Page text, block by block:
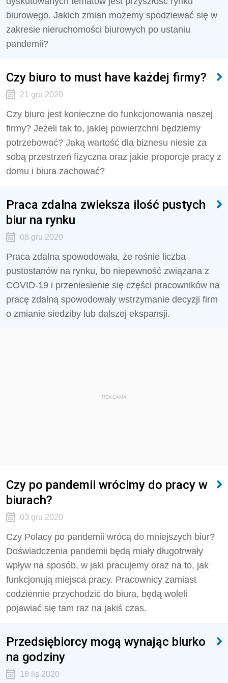
biurowego. Jakich zmian możemy spodziewać się w
zakresie nieruchomości biurowych po ustaniu
pandemii?
Czy biuro to must have każdej firmy?
21 gru 2020
Czy biuro jest konieczne do funkcjonowania naszej
firmy? Jeżeli tak to, jakiej powierzchni będziemy
potrzebować? Jaką wartość dla biznesu niesie za
sobą przestrzeń fizyczna oraz jakie proporcje pracy z
domu i biura zachować?
Praca zdalna zwieksza ilość pustych
biur na rynku
08 gru 2020
Praca zdalna spowodowała, że rośnie liczba
pustostanów na rynku, bo niepewność związana z
COVID-19 i przeniesienie się części pracowników na
pracę zdalną spowodowały wstrzymanie decyzji firm
o zmianie siedziby lub dalszej ekspansji.
REKLAMA
Czy po pandemii wrócimy do pracy w
biurach?
03 gru 2020
Czy Polacy po pandemii wrócą do mniejszych biur?
Doświadczenia pandemii będą miały długotrwały
wpływ na sposób, w jaki pracujemy oraz na to, jak
funkcjonują miejsca pracy. Pracownicy zamiast
codziennie przychodzić do biura, będą woleli
pojawiać się tam raz na jakiś czas.
Przedsiębiorcy mogą wynając biurko
na godziny
18 lis 2020